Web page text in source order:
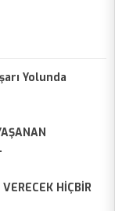
Yolunda
HİÇBİR